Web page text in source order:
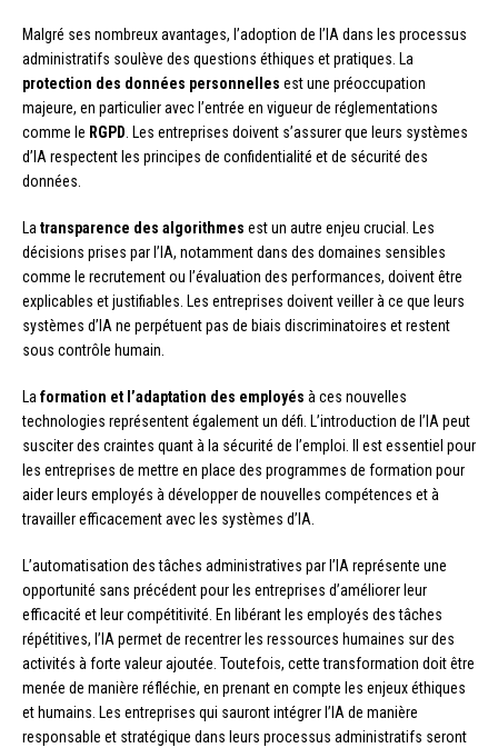
Malgré ses nombreux avantages, l’adoption de l’IA dans les processus
administratifs soulève des questions éthiques et pratiques. La
protection des données personnelles est une préoccupation
majeure, en particulier avec l’entrée en vigueur de réglementations
comme le RGPD. Les entreprises doivent s’assurer que leurs systèmes
d’IA respectent les principes de confidentialité et de sécurité des
données.
Latransparence des algorithmes est un autre enjeu crucial. Les
décisions prises par l’IA, notamment dans des domaines sensibles
comme le recrutement ou l’évaluation des performances, doivent être
explicables et justifiables. Les entreprises doivent veiller à ce que leurs
systèmes d’IA ne perpétuent pas de biais discriminatoires et restent
sous contrôle humain.
Laformation et l’adaptation des employés à ces nouvelles
technologies représentent également un défi. L’introduction de l’IA peut
susciter des craintes quant à la sécurité de l’emploi. Il est essentiel pour
les entreprises de mettre en place des programmes de formation pour
aider leurs employés à développer de nouvelles compétences et à
travailler efficacement avec les systèmes d’IA.
L’automatisation des tâches administratives par l’IA représente une
opportunité sans précédent pour les entreprises d’améliorer leur
efficacité et leur compétitivité. En libérant les employés des tâches
répétitives, l’IA permet de recentrer les ressources humaines sur des
activités à forte valeur ajoutée. Toutefois, cette transformation doit être
menée de manière réfléchie, en prenant en compte les enjeux éthiques
et humains. Les entreprises qui sauront intégrer l’IA de manière
responsable et stratégique dans leurs processus administratifs seront